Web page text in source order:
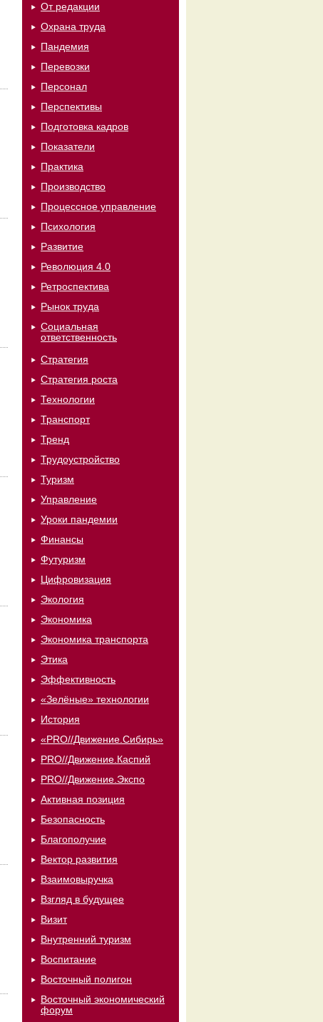
От редакции
Охрана труда
Пандемия
Перевозки
Персонал
Перспективы
Подготовка кадров
Показатели
Практика
Производство
Процессное управление
Психология
Развитие
Революция 4.0
Ретроспектива
Рынок труда
Социальная
ответственность
Стратегия
Стратегия роста
Технологии
Транспорт
Тренд
Трудоустройство
Туризм
Управление
Уроки пандемии
Финансы
Футуризм
Цифровизация
Экология
Экономика
Экономика транспорта
Этика
Эффективность
«Зелёные» технологии
История
«PRO//Движение.Сибирь»
PRO//Движение.Каспий
PRO//Движение.Экспо
Активная позиция
Безопасность
Благополучие
Вектор развития
Взаимовыручка
Взгляд в будущее
Визит
Внутренний туризм
Воспитание
Восточный полигон
Восточный экономический
форум